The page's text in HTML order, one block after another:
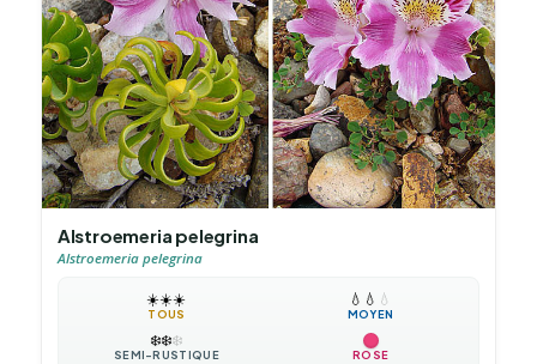
Alstroemeria pelegrina
Alstroemeria pelegrina
☀️☀️☀️
TOUS
💧 💧 💧
MOYEN
❄️❄️❄️
SEMI-RUSTIQUE ROSE